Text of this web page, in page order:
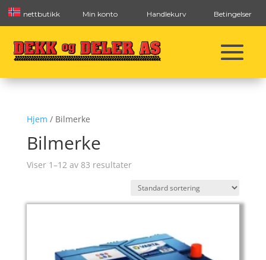
nettbutikk Min konto Handlekurv Betingelser
Hjem / Bilmerke
Bilmerke
Viser 1–12 av 83 resultater